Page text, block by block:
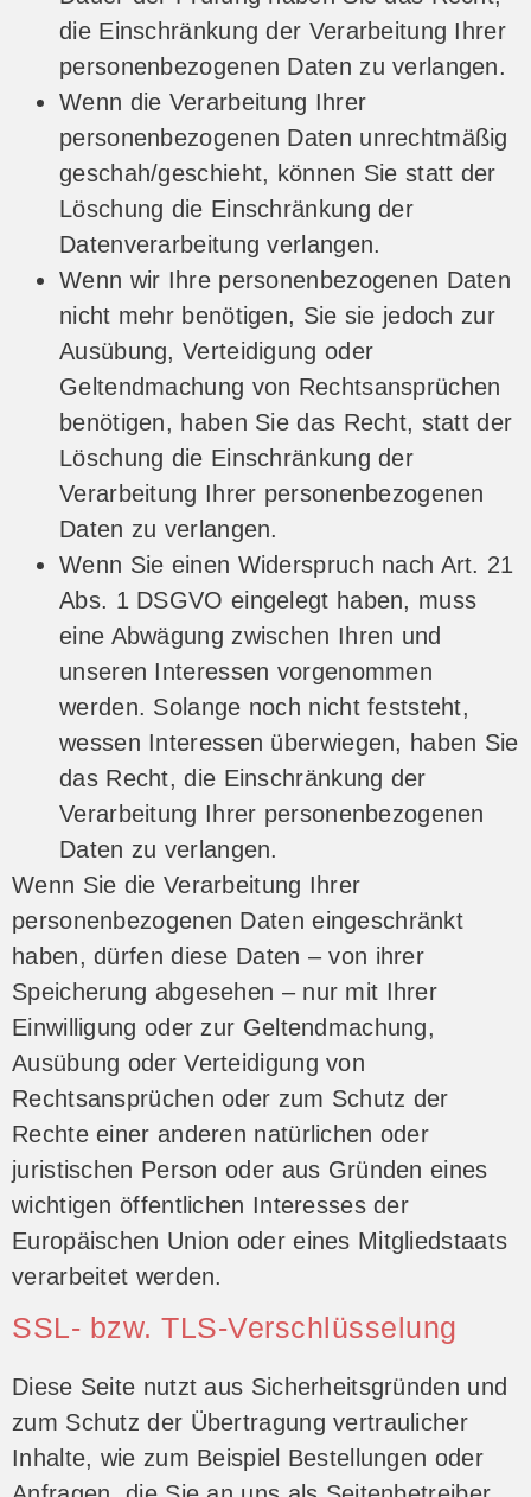
die Einschränkung der Verarbeitung Ihrer
personenbezogenen Daten zu verlangen.
Wenn die Verarbeitung Ihrer
personenbezogenen Daten unrechtmäßig
geschah/geschieht, können Sie statt der
Löschung die Einschränkung der
Datenverarbeitung verlangen.
Wenn wir Ihre personenbezogenen Daten
nicht mehr benötigen, Sie sie jedoch zur
Ausübung, Verteidigung oder
Geltendmachung von Rechtsansprüchen
benötigen, haben Sie das Recht, statt der
Löschung die Einschränkung der
Verarbeitung Ihrer personenbezogenen
Daten zu verlangen.
Wenn Sie einen Widerspruch nach Art. 21
Abs. 1 DSGVO eingelegt haben, muss
eine Abwägung zwischen Ihren und
unseren Interessen vorgenommen
werden. Solange noch nicht feststeht,
wessen Interessen überwiegen, haben Sie
das Recht, die Einschränkung der
Verarbeitung Ihrer personenbezogenen
Daten zu verlangen.
Wenn Sie die Verarbeitung Ihrer
personenbezogenen Daten eingeschränkt
haben, dürfen diese Daten – von ihrer
Speicherung abgesehen – nur mit Ihrer
Einwilligung oder zur Geltendmachung,
Ausübung oder Verteidigung von
Rechtsansprüchen oder zum Schutz der
Rechte einer anderen natürlichen oder
juristischen Person oder aus Gründen eines
wichtigen öffentlichen Interesses der
Europäischen Union oder eines Mitgliedstaats
verarbeitet werden.
SSL- bzw. TLS-Verschlüsselung
Diese Seite nutzt aus Sicherheitsgründen und
zum Schutz der Übertragung vertraulicher
Inhalte, wie zum Beispiel Bestellungen oder